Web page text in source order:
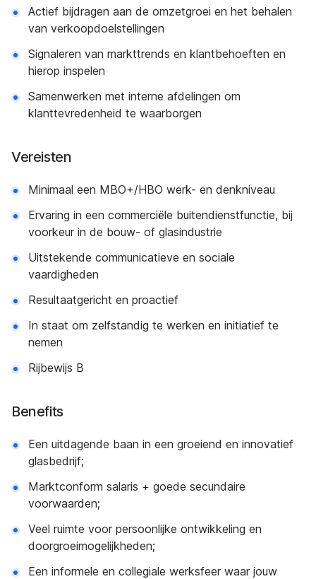
Actief bijdragen aan de omzetgroei en het behalen
van verkoopdoelstellingen
Signaleren van markttrends en klantbehoeften en
hierop inspelen
Samenwerken met interne afdelingen om
klanttevredenheid te waarborgen
Vereisten
Minimaal een MBO+/HBO werk- en denkniveau
Ervaring in een commerciële buitendienstfunctie, bij
voorkeur in de bouw- of glasindustrie
Uitstekende communicatieve en sociale
vaardigheden
Resultaatgericht en proactief
In staat om zelfstandig te werken en initiatief te
nemen
Rijbewijs B
Benefits
Een uitdagende baan in een groeiend en innovatief
glasbedrijf;
Marktconform salaris + goede secundaire
voorwaarden;
Veel ruimte voor persoonlijke ontwikkeling en
doorgroeimogelijkheden;
Een informele en collegiale werksfeer waar jouw